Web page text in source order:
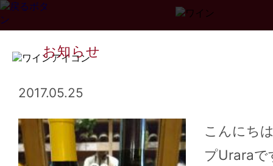
お知らせ
2017.05.25
こんにち
プUraraで